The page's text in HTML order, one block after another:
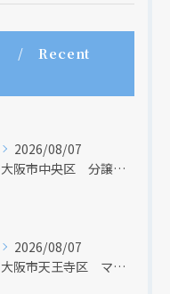
Recent
2026/08/07
大阪市中央区 分譲マンションの給湯器取替リフォーム工事 UV除菌機能搭載給湯器
2026/08/07
大阪市天王寺区 マンションのキッチン取替及び内装リフォーム工事 クリナップ